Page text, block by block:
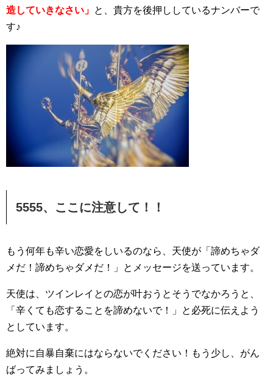
造していきなさい」 と、貴方を後押ししているナンバーで
す♪
5555、ここに注意して！！
もう何年も辛い恋愛をしいるのなら、天使が「諦めちゃダ
メだ！諦めちゃダメだ！」とメッセージを送っています。
天使は、ツインレイとの恋が叶おうとそうでなかろうと、
「辛くても恋することを諦めないで！」と必死に伝えよう
としています。
絶対に自暴自棄にはならないでください！もう少し、がん
ばってみましょう。